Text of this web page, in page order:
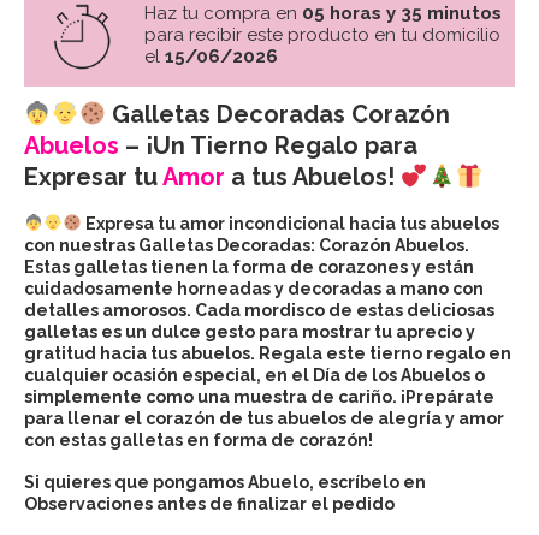
Haz tu compra en 05 horas y 35 minutos
para recibir este producto en tu domicilio
el 15/06/2026
Galletas Decoradas Corazón
Abuelos – ¡Un Tierno Regalo para
Expresar tuAmor a tus Abuelos!
Expresa tu amor incondicional hacia tus abuelos
con nuestras Galletas Decoradas: Corazón Abuelos.
Estas galletas tienen la forma de corazones y están
cuidadosamente horneadas y decoradas a mano con
detalles amorosos. Cada mordisco de estas deliciosas
galletas es un dulce gesto para mostrar tu aprecio y
gratitud hacia tus abuelos. Regala este tierno regalo en
cualquier ocasión especial, en el Día de los Abuelos o
simplemente como una muestra de cariño. ¡Prepárate
para llenar el corazón de tus abuelos de alegría y amor
con estas galletas en forma de corazón!
Si quieres que pongamos Abuelo, escríbelo en
Observaciones antes de finalizar el pedido